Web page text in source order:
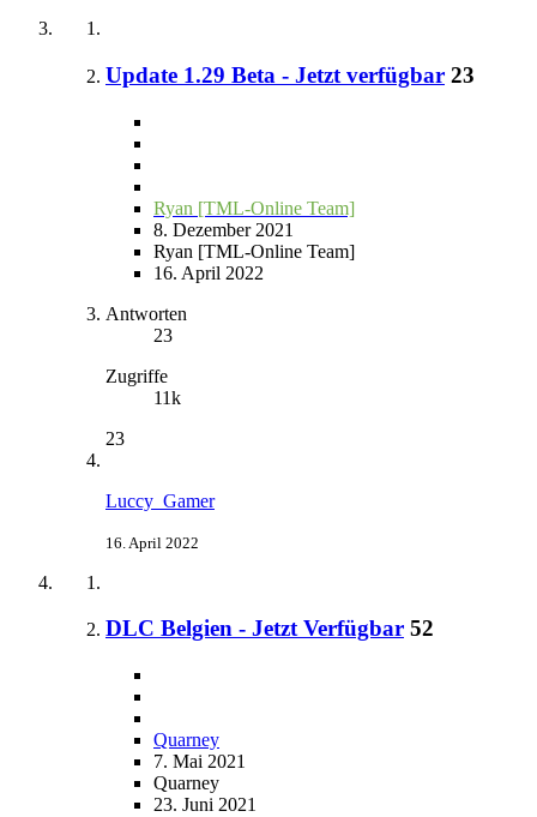
Update 1.29 Beta - Jetzt verfügbar 23
Ryan [TML-Online Team]
8. Dezember 2021
Ryan [TML-Online Team]
16. April 2022
Antworten
23
Zugriffe
11k
23
Luccy_Gamer
16. April 2022
DLC Belgien - Jetzt Verfügbar 52
Quarney
7. Mai 2021
Quarney
23. Juni 2021